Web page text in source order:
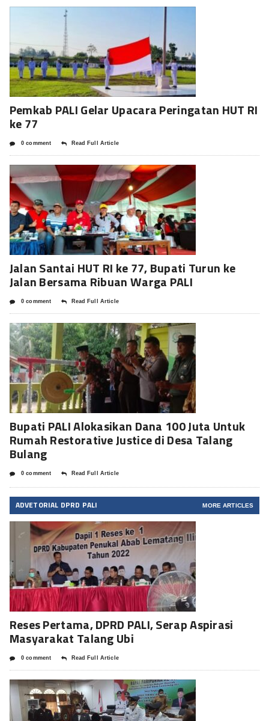
Pemkab PALI Gelar Upacara Peringatan HUT RI
ke 77
0 comment Read Full Article
Jalan Santai HUT RI ke 77, Bupati Turun ke
Jalan Bersama Ribuan Warga PALI
0 comment Read Full Article
Bupati PALI Alokasikan Dana 100 Juta Untuk
Rumah Restorative Justice di Desa Talang
Bulang
0 comment Read Full Article
ADVETORIAL DPRD PALI MORE ARTICLES
Reses Pertama, DPRD PALI, Serap Aspirasi
Masyarakat Talang Ubi
0 comment Read Full Article